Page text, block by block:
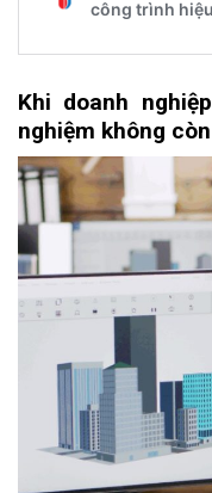
Khi doanh nghiệp
nghiệm không còn